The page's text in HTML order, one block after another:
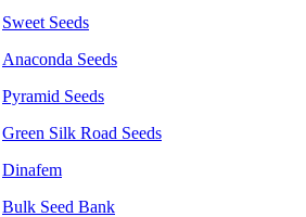
Sweet Seeds
Anaconda Seeds
Pyramid Seeds
Green Silk Road Seeds
Dinafem
Bulk Seed Bank